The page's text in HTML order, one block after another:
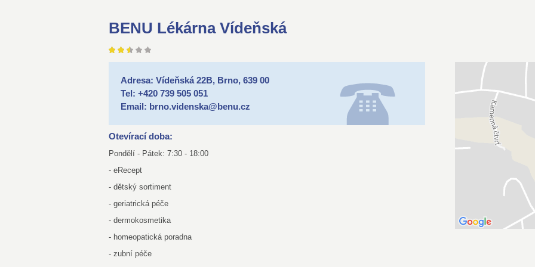
BENU Lékárna Vídeňská
Adresa: Vídeňská 22B, Brno, 639 00
Tel: +420 739 505 051
Email: brno.videnska@benu.cz
Otevírací doba:
Pondělí - Pátek: 7:30 - 18:00
- eRecept
- dětský sortiment
- geriatrická péče
- dermokosmetika
- homeopatická poradna
- zubní péče